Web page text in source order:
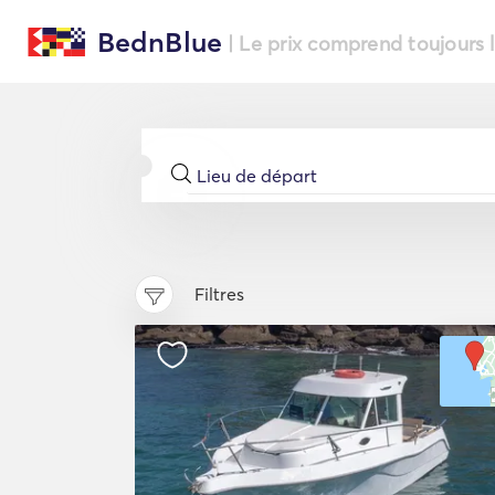
BednBlue | Le prix comprend toujours
Filtres